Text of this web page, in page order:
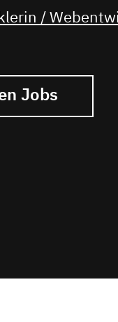
/
Jobs